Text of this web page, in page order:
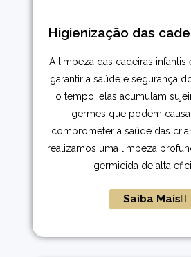
Higienização das
A limpeza das cadeiras infantis
garantir a saúde e segurança
o tempo, elas acumulam
germes que podem
comprometer a saúde das
realizamos uma limpeza
germicida de alta
Saiba Mais